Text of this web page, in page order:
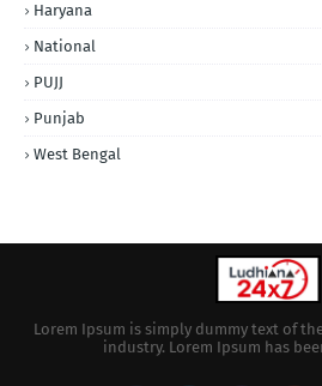
Haryana
National
PUJJ
Punjab
West Bengal
Lorem Ipsum is simply dummy text of
industry. Lorem Ipsum has